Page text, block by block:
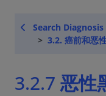
Search Diagnosis
3.2. 癌前和恶
3.2.7 恶